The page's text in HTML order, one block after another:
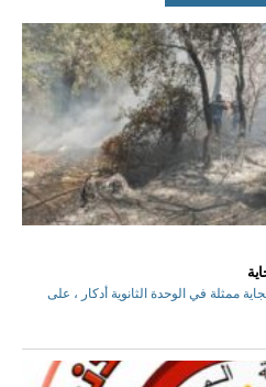
بجاية ممثلة في الوحدة الثانوية أدكار ، على